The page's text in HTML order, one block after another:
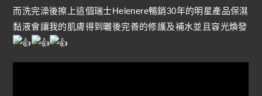
而洗完澡後擦上這個瑞士Helenere暢銷30年的明星產品保濕
黏液會讓我的肌膚得到曬後完善的修護及補水並且容光煥發